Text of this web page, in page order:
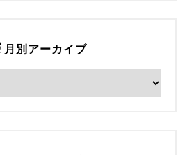
月別アーカイブ